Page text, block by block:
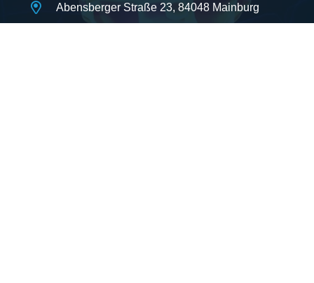
Abensberger Straße 23, 84048 Mainburg